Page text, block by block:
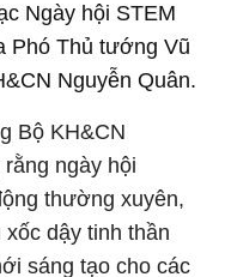
Ngày hội STEM
Phó Thủ tướng Vũ
Nguyễn Quân.
Bộ KH&CN
ngày hội
thường xuyên,
xốc dậy tinh thần
sáng tạo cho các